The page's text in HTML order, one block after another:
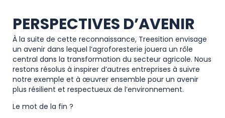
PERSPECTIVES D’AVENIR
À la suite de cette reconnaissance, Treesition envisage
un avenir dans lequel l’agroforesterie jouera un rôle
central dans la transformation du secteur agricole. Nous
restons résolus à inspirer d’autres entreprises à suivre
notre exemple et à œuvrer ensemble pour un avenir
plus résilient et respectueux de l’environnement.
Le mot de la fin ?